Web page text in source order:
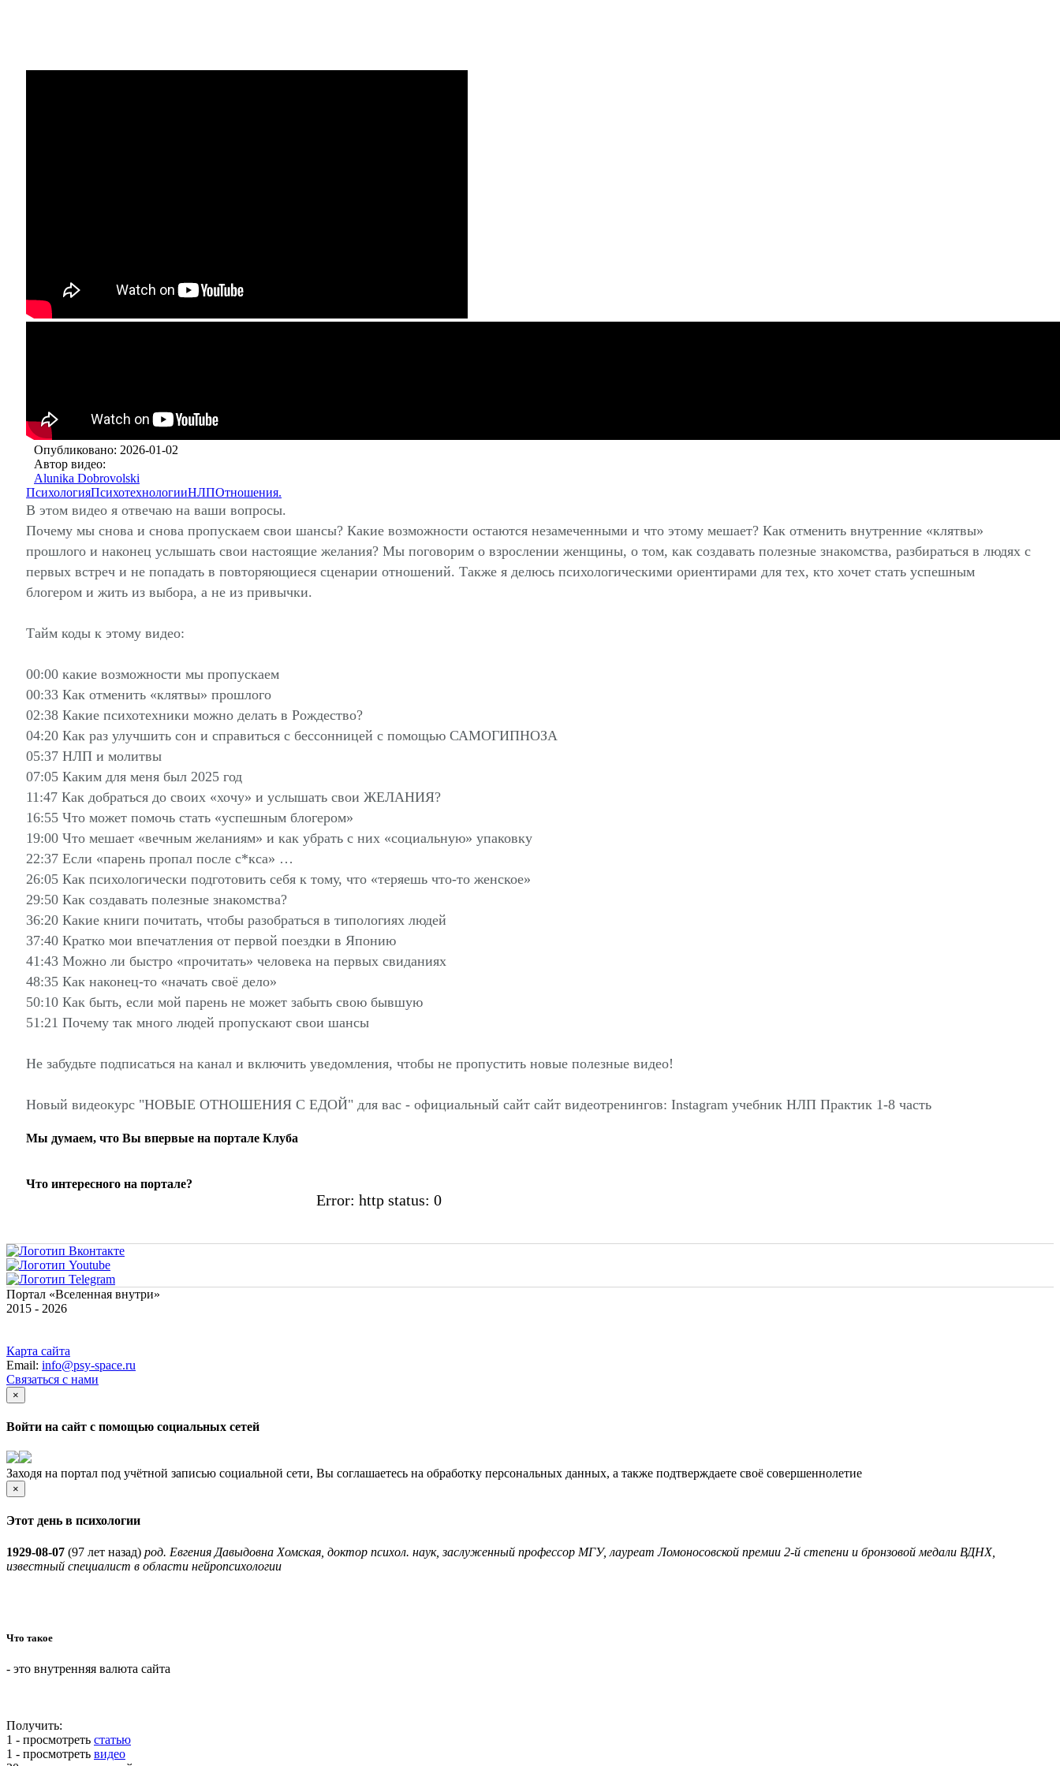
Опубликовано: 2026-01-02
Автор видео:
Alunika Dobrovolski
ПсихологияПсихотехнологииНЛПОтношения.
В этом видео я отвечаю на ваши вопросы.
Почему мы снова и снова пропускаем свои шансы? Какие возможности остаются незамеченными и что этому мешает? Как отменить внутренние «клятвы»
прошлого и наконец услышать свои настоящие желания? Мы поговорим о взрослении женщины, о том, как создавать полезные знакомства, разбираться в людях с
первых встреч и не попадать в повторяющиеся сценарии отношений. Также я делюсь психологическими ориентирами для тех, кто хочет стать успешным
блогером и жить из выбора, а не из привычки.
Тайм коды к этому видео:
00:00 какие возможности мы пропускаем
00:33 Как отменить «клятвы» прошлого
02:38 Какие психотехники можно делать в Рождество?
04:20 Как раз улучшить сон и справиться с бессонницей с помощью САМОГИПНОЗА
05:37 НЛП и молитвы
07:05 Каким для меня был 2025 год
11:47 Как добраться до своих «хочу» и услышать свои ЖЕЛАНИЯ?
16:55 Что может помочь стать «успешным блогером»
19:00 Что мешает «вечным желаниям» и как убрать с них «социальную» упаковку
22:37 Если «парень пропал после с*кса» …
26:05 Как психологически подготовить себя к тому, что «теряешь что-то женское»
29:50 Как создавать полезные знакомства?
36:20 Какие книги почитать, чтобы разобраться в типологиях людей
37:40 Кратко мои впечатления от первой поездки в Японию
41:43 Можно ли быстро «прочитать» человека на первых свиданиях
48:35 Как наконец-то «начать своё дело»
50:10 Как быть, если мой парень не может забыть свою бывшую
51:21 Почему так много людей пропускают свои шансы
Не забудьте подписаться на канал и включить уведомления, чтобы не пропустить новые полезные видео!
Новый видеокурс "НОВЫЕ ОТНОШЕНИЯ С ЕДОЙ" для вас - официальный сайт сайт видеотренингов: Instagram учебник НЛП Практик 1-8 часть
Мы думаем, что Вы впервые на портале Клуба
Что интересного на портале?
Error: http status: 0
Портал «Вселенная внутри»
2015 - 2026
Карта сайта
Email: info@psy-space.ru
Связаться с нами
×
Войти на сайт с помощью социальных сетей
Заходя на портал под учётной записью социальной сети, Вы соглашаетесь на обработку персональных данных, а также подтверждаете своё совершеннолетие
×
Этот день в психологии
1929-08-07 (97 лет назад) род. Евгения Давыдовна Хомская, доктор психол. наук, заслуженный профессор МГУ, лауреат Ломоносовской премии 2-й степени и бронзовой медали ВДНХ,
известный специалист в области нейропсихологии
Что такое
- это внутренняя валюта сайта
Получить:
1 - просмотреть статью
1 - просмотреть видео